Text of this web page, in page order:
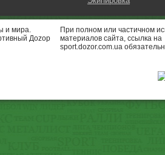
и мира.
Доzор
При полном или частичном
материалов сайта, ссылка на
sport.dozor.com.ua